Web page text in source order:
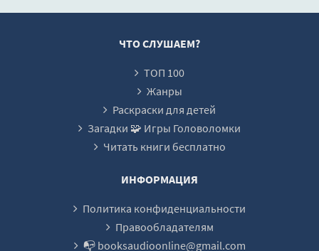
0020
ЧТО СЛУШАЕМ?
ТОП 100
Жанры
Раскраски для детей
Загадки 🧩 Игры Головоломки
Читать книги бесплатно
ИНФОРМАЦИЯ
Политика конфиденциальности
Правообладателям
📭 booksaudioonline@gmail.com